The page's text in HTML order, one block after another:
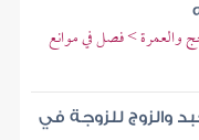
والعمرة > فصل في موانع
والزوج للزوجة في